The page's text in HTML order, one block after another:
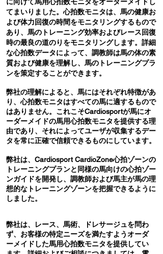
てまいりました。心拍数モニタは、馬の健康お
よび体力回復の時間をモニタリングするもので
あり、馬のトレーニング効率およびレース回復
時の最良の道のりをモニタリングします。詳細
な心拍数データによって、調教師は馬の体の素
質および健康を理解し、馬のトレーニングプラ
ンを策定することができます。
弊社の理解によると、馬にはそれぞれ特徴があ
り、心拍数モニタはすべての馬に適するもので
はありません。これこそCardiosportが馬にオ
ーダーメイドの馬用心拍数モニタを提供する理
由であり、それによってユーザが収集するデー
タを常に正確で信頼できるものにしています。
弊社は、Cardiosport CardioZone心拍ゾーンの
トレーニングプランと同様の馬向けの心拍ゾー
ンガイドを開発し、調教師および馬主が馬の理
想的なトレーニングゾーンを把握できるように
しました。
弊社は、レース、馬術、ドレサージュを問わ
ず、お客様の特定ニーズを満たすようオーダ
ーメイドした馬用心拍数モニタを提供してい